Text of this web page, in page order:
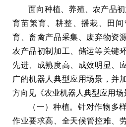
面向种植、养殖、农产品
育苗繁育、耕整、播栽、田
育、畜禽产品采集、废弃物资
农产品初制加工、储运等关键
先进、成熟度高、成效明显、
广的机器人典型应用场景，并
方向见《农业机器人典型应用场
（一）种植。针对作物多
作业要求高、全天候管控难、